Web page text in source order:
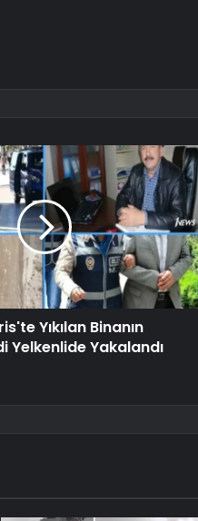
Yıkılan Binanın
Yelkenlide Yakalandı